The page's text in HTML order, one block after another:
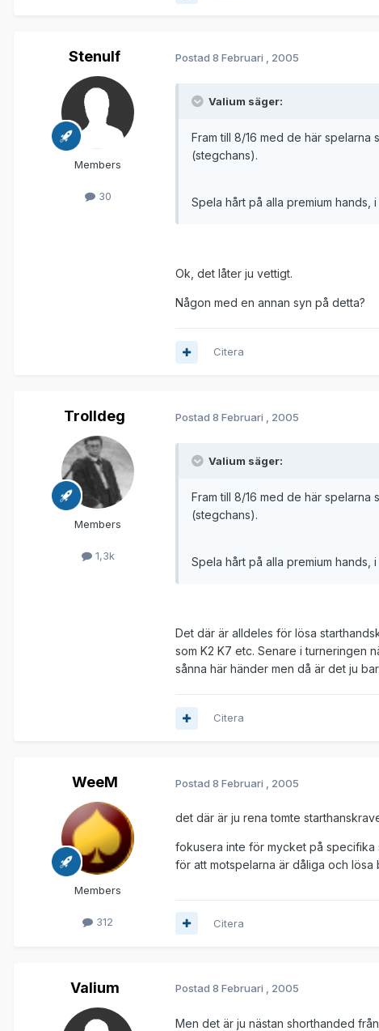
Stenulf
Members
30
Postad 8 Februari , 2005
Valium säger:
Fram till 8/16 med de här
(stegchans).
Spela hårt på alla premium hands,
Ok, det låter ju vettigt.
Någon med en annan syn på detta?
Citera
Trolldeg
Members
1,3k
Postad 8 Februari , 2005
Valium säger:
Fram till 8/16 med de här
(stegchans).
Spela hårt på alla premium hands,
Det där är alldeles för lösa
som K2 K7 etc. Senare i turneringen
sånna här händer men då är det ju
Citera
WeeM
Members
312
Postad 8 Februari , 2005
det där är ju rena tomte
fokusera inte för mycket på specifika
för att motspelarna är dåliga och
Citera
Valium Postad 8 Februari , 2005
Men det är ju nästan shorthanded